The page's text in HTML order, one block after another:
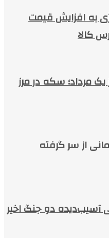
به افزایش قیمت
کالا
مرداد؛ سکه در مرز
از سر گرفته
صنعتی آسیب‌دیده دو جنگ اخیر